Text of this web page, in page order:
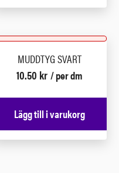
MUDDTYG SVART
10.50 kr / per dm
Lägg till i varukorg